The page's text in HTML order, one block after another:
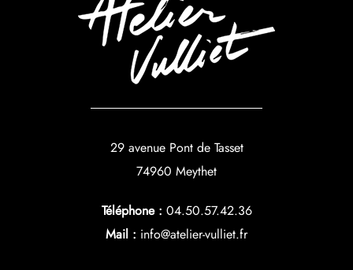
29 avenue Pont de Tasset
74960 Meythet
Téléphone : 04.50.57.42.36
Mail : info@atelier-vulliet.fr